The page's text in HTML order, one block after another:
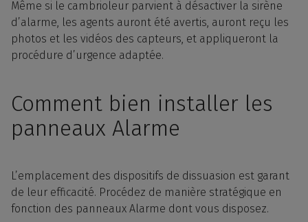
Même si le cambrioleur parvient à désactiver la sirène
d’alarme, les agents auront été avertis, auront reçu les
photos et les vidéos des capteurs, et appliqueront la
procédure d’urgence adaptée.
Comment bien installer les
panneaux Alarme
L’emplacement des dispositifs de dissuasion est garant
de leur efficacité. Procédez de manière stratégique en
fonction des panneaux Alarme dont vous disposez.